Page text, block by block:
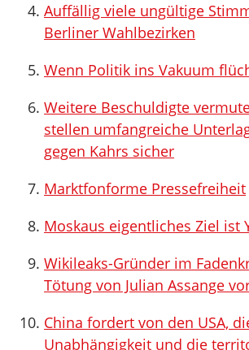
Auffällig viele ungültige
Berliner Wahlbezirken
Wenn Politik ins Vakuum
Weitere Beschuldigte
stellen umfangreiche
gegen Kahrs sicher
Marktfonforme Pressefreiheit
Moskaus eigentliches Ziel ist
Wikileaks-Gründer im
Tötung von Julian Assange
China fordert von den USA,
Unabhängigkeit und die